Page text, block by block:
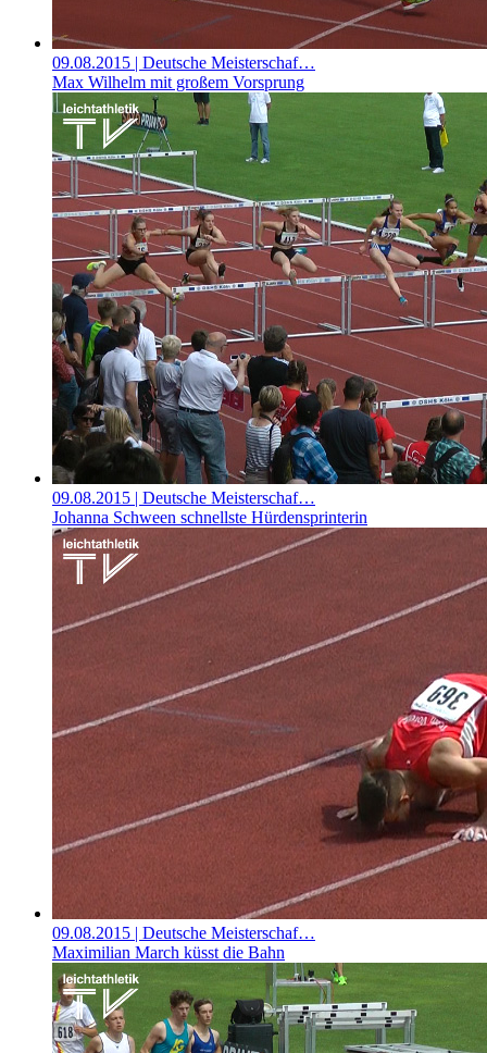
09.08.2015 | Deutsche Meisterschaf…
Max Wilhelm mit großem Vorsprung
09.08.2015 | Deutsche Meisterschaf…
Johanna Schween schnellste Hürdensprinterin
09.08.2015 | Deutsche Meisterschaf…
Maximilian March küsst die Bahn